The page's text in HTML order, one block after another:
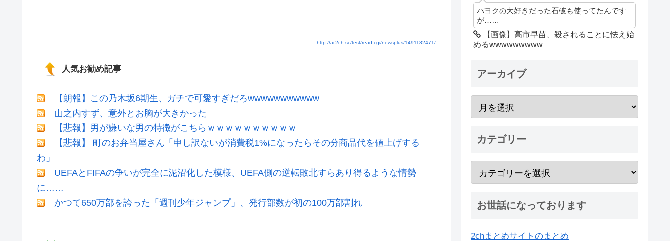
http://ai.2ch.sc/test/read.cgi/newsplus/1491182471/
人気お勧め記事
【朗報】この乃木坂6期生、ガチで可愛すぎだろwwwwwwwwwww
山之内すず、意外とお胸が大きかった
【悲報】男が嫌いな男の特徴がこちらｗｗｗｗｗｗｗｗｗｗ
【悲報】 町のお弁当屋さん「申し訳ないが消費税1%になったらその分商品代を値上げする
わ」
UEFAとFIFAの争いが完全に泥沼化した模様、UEFA側の逆転敗北すらあり得るような情勢
に……
かつて650万部を誇った「週刊少年ジャンプ」、発行部数が初の100万部割れ
パヨクの大好きだった石破も使ってたんです
が……
【画像】高市早苗、殺されることに怯え始
めるwwwwwwwww
アーカイブ
カテゴリー
お世話になっております
2chまとめサイトのまとめ